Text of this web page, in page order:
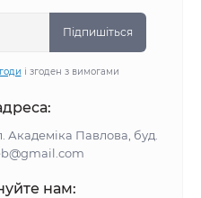
Підпишіться
і згоден з вимогами
Академіка Павлова, буд.
нам: